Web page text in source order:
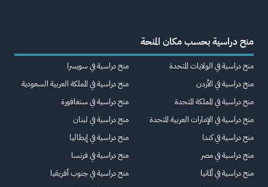
منح دراسية بحسب مكان المنحة
منح دراسية في الولايات المتحدة
منح دراسية في الأردن
منح دراسية في المملكة المتحدة
منح دراسية في الإمارات العربية المتحدة
منح دراسية في كندا
منح دراسية في مصر
منح دراسية في ألمانيا
منح دراسية في سويسرا
منح دراسية في المملكة العربية السعودية
منح دراسية في سنغافورة
منح دراسية في لبنان
منح دراسية في إيطاليا
منح دراسية في فرنسا
منح دراسية في جنوب أفريقيا